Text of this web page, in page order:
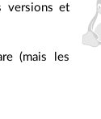
versions et
(mais les